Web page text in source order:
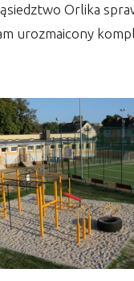
Orlika
urozmaicony